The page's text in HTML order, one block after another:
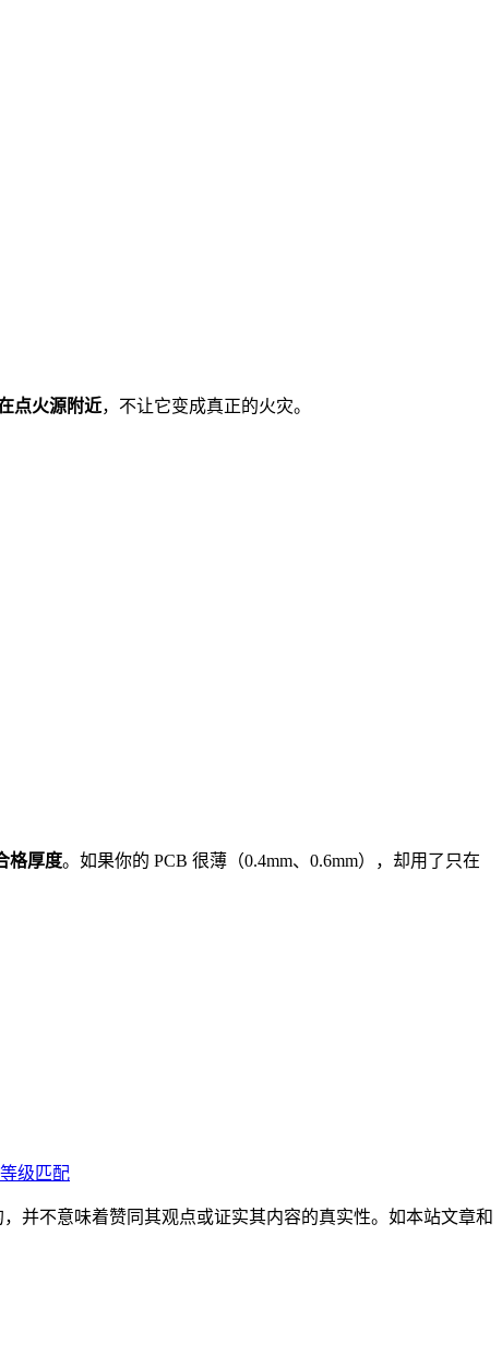
点火源附近，不让它变成真正的火灾。
格厚度。如果你的 PCB 很薄（0.4mm、0.6mm），却用了只在
级匹配
并不意味着赞同其观点或证实其内容的真实性。如本站文章和